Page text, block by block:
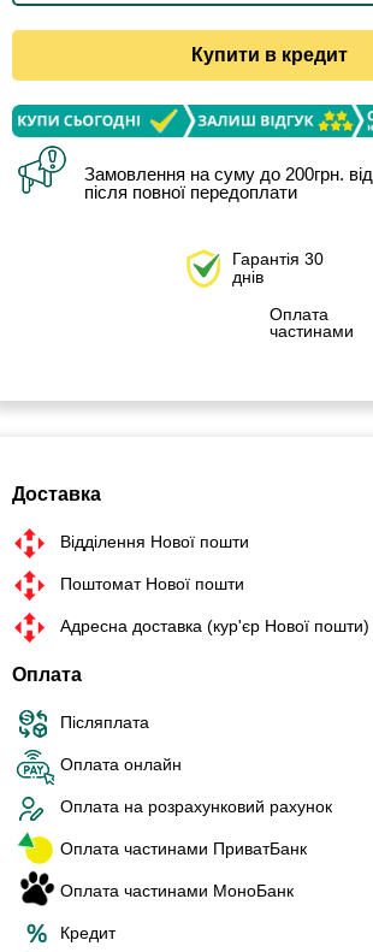
Купити в кредит
Замовлення на суму до 200грн.
після повної передоплати
Гарантія 30
днів
Оплата
частинами
Доставка
Відділення Нової пошти
Поштомат Нової пошти
Адресна доставка (кур'єр Нової пошти)
Оплата
Післяплата
Оплата онлайн
Оплата на розрахунковий рахунок
Оплата частинами ПриватБанк
Оплата частинами МоноБанк
Кредит